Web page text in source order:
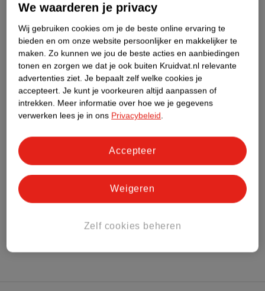
Productinformatie
Nature Impact Score
Dit product heeft (nog) geen Nature
Impact Score.
Meer informatie
Bekijk ook
Alle Wandplanken
We waarderen je privacy
Wij gebruiken cookies om je de beste online ervaring te
bieden en om onze website persoonlijker en makkelijker te
maken. Zo kunnen we jou de beste acties en aanbiedingen
tonen en zorgen we dat je ook buiten Kruidvat.nl relevante
advertenties ziet. Je bepaalt zelf welke cookies je
accepteert. Je kunt je voorkeuren altijd aanpassen of
intrekken. Meer informatie over hoe we je gegevens
verwerken lees je in ons Privacybeleid.
Zelf cookies beheren
Weigeren
Accepteer